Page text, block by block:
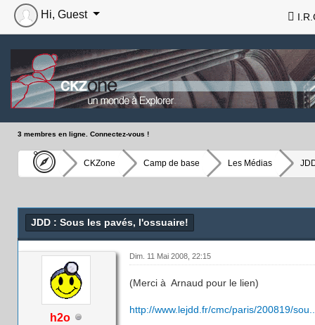
Hi, Guest
3 membres en ligne. Connectez-vous !
CKZone Camp de base Les Médias
JDD : Sous les pavés, l'ossuaire!
h2o
Dim. 11 Mai 2008, 22:15
(Merci à Arnaud pour le lien)
http://www.lejdd.fr/cmc/paris/200819/